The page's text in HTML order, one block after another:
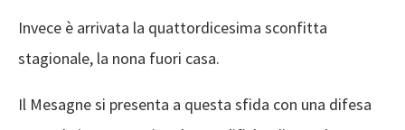
Invece è arrivata la quattordicesima sconfitta
stagionale, la nona fuori casa.
Il Mesagne si presenta a questa sfida con una difesa